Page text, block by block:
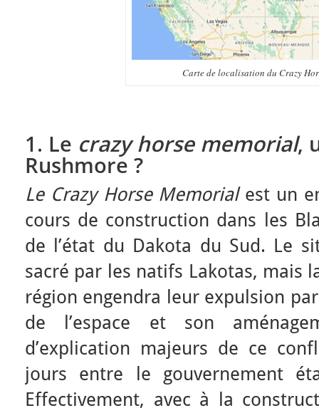
Carte de localisation du Crazy
1. Le crazy horse memorial,
Rushmore ?
Le Crazy Horse Memorialest un
cours de construction dans les
de l’état du Dakota du Sud. Le
sacré par les natifs Lakotas, mais
région engendra leur expulsion
de l’espace et son
d’explication majeurs de ce
jours entre le gouvernement
Effectivement, avec à la